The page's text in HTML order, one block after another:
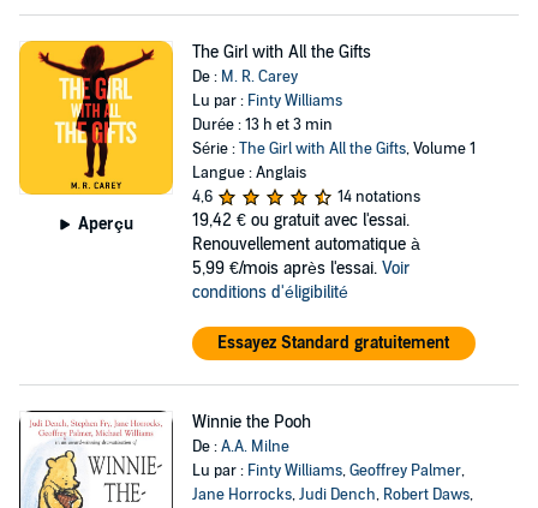
Aperçu
The Girl with All the Gifts
De : M. R. Carey
Lu par : Finty Williams
Durée : 13 h et 3 min
Série :The Girl with All the Gifts, Volume 1
Langue : Anglais
4,6
14 notations
19,42 € ou gratuit avec l'essai.
Renouvellement automatique à
5,99 €/mois après l'essai. Voir
conditions d'éligibilité
Essayez Standard gratuitement
Winnie the Pooh
De :A.A. Milne
Lu par : Finty Williams,Geoffrey Palmer,
Jane Horrocks,Judi Dench, Robert Daws,